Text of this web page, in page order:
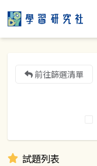
前往篩選清單
試題列表